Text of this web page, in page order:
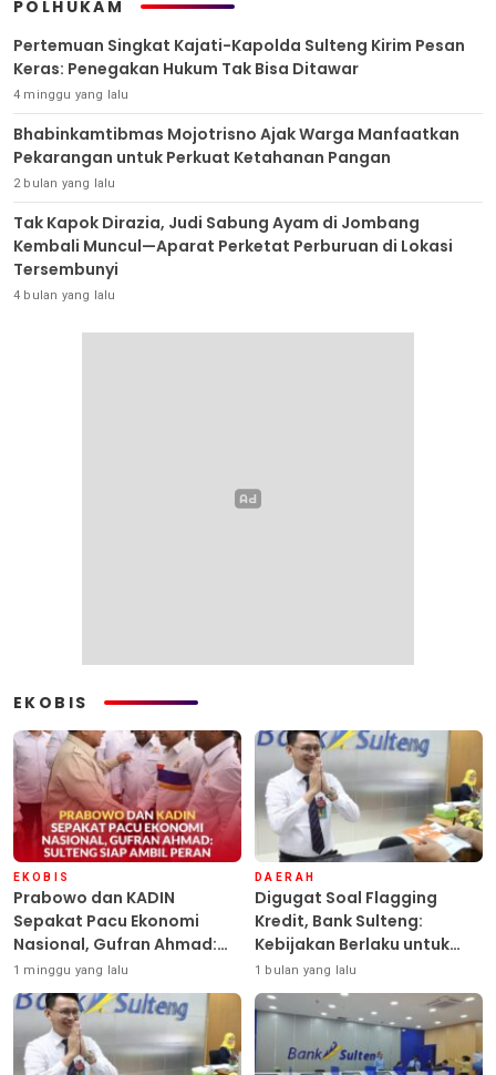
POLHUKAM
Pertemuan Singkat Kajati-Kapolda Sulteng Kirim Pesan
Keras: Penegakan Hukum Tak Bisa Ditawar
4 minggu yang lalu
Bhabinkamtibmas Mojotrisno Ajak Warga Manfaatkan
Pekarangan untuk Perkuat Ketahanan Pangan
2 bulan yang lalu
Tak Kapok Dirazia, Judi Sabung Ayam di Jombang
Kembali Muncul—Aparat Perketat Perburuan di Lokasi
Tersembunyi
4 bulan yang lalu
EKOBIS
EKOBIS
Prabowo dan KADIN
Sepakat Pacu Ekonomi
Nasional, Gufran Ahmad:
Sulteng Siap Ambil Peran
1 minggu yang lalu
DAERAH
Digugat Soal Flagging
Kredit, Bank Sulteng:
Kebijakan Berlaku untuk
Seluruh Debitur ASN
1 bulan yang lalu